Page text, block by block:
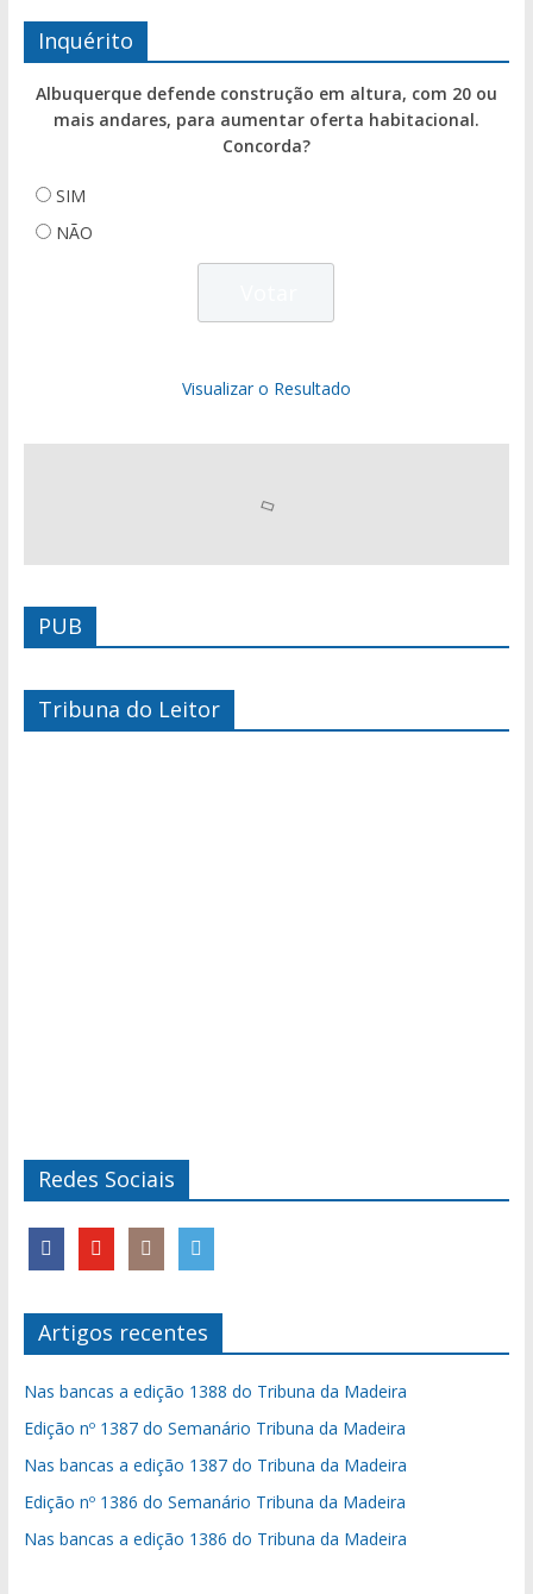
Inquérito
Albuquerque defende construção em altura, com 20 ou
mais andares, para aumentar oferta habitacional.
Concorda?
SIM
NÃO
Visualizar o Resultado
PUB
Tribuna do Leitor
Redes Sociais
Artigos recentes
Nas bancas a edição 1388 do Tribuna da Madeira
Edição nº 1387 do Semanário Tribuna da Madeira
Nas bancas a edição 1387 do Tribuna da Madeira
Edição nº 1386 do Semanário Tribuna da Madeira
Nas bancas a edição 1386 do Tribuna da Madeira